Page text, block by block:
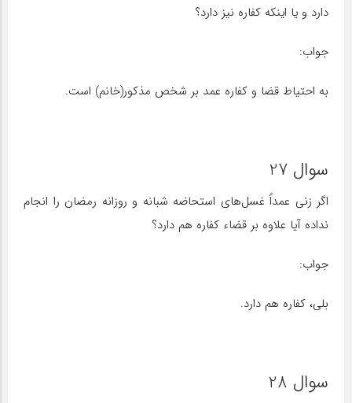
دارد و یا اینکه کفاره نیز دارد؟
جواب:
به احتیاط قضا و کفاره عمد بر شخص مذکور(خانم) است.
سوال 27
اگر زنی عمداً غسل‌های استحاضه شبانه و روزانه رمضان را انجام
نداده آیا علاوه بر قضاء کفاره هم دارد؟
جواب:
بلی، کفاره هم دارد.
سوال 28